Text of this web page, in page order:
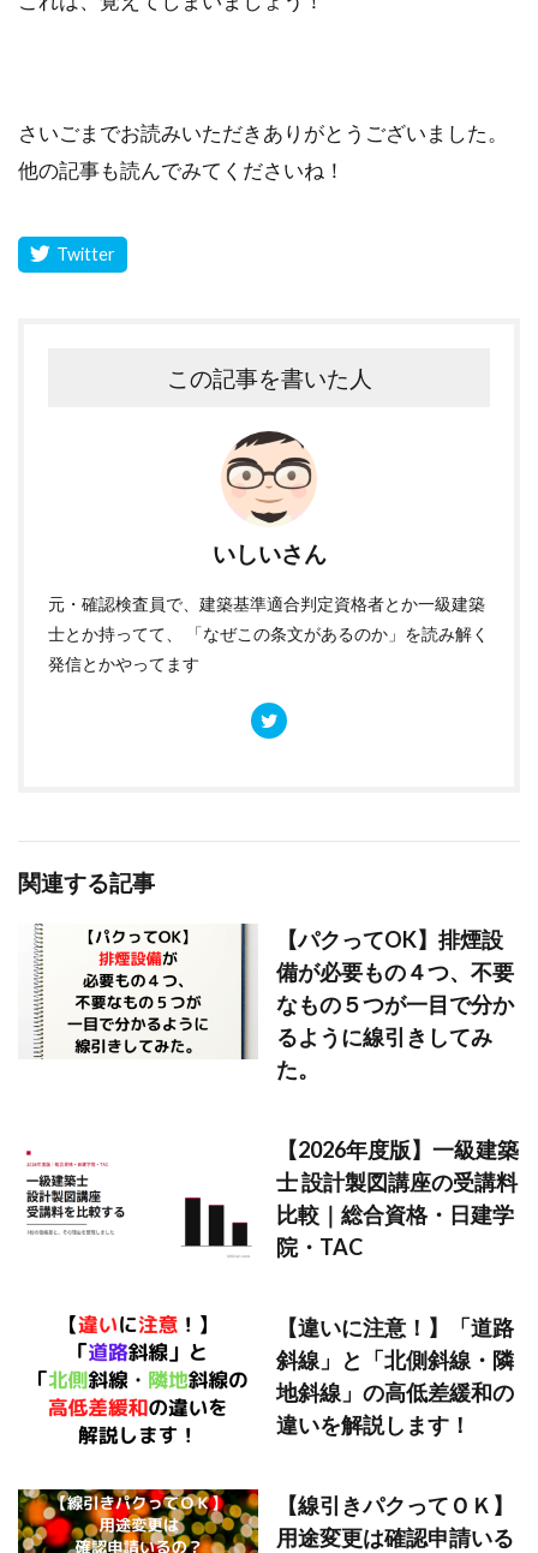
さいごまでお読みいただきありがとうございました。
他の記事も読んでみてくださいね！
この記事を書いた人
いしいさん
元・確認検査員で、建築基準適合判定資格者とか一級建築
士とか持ってて、 「なぜこの条文があるのか」を読み解く
発信とかやってます
関連する記事
【パクってOK】排煙設
備が必要もの４つ、不要
なもの５つが一目で分か
るように線引きしてみ
た。
【2026年度版】一級建築
士 設計製図講座の受講料
比較｜総合資格・日建学
院・TAC
【違いに注意！】「道路
斜線」と「北側斜線・隣
地斜線」の高低差緩和の
違いを解説します！
【線引きパクってＯＫ】
用途変更は確認申請いる